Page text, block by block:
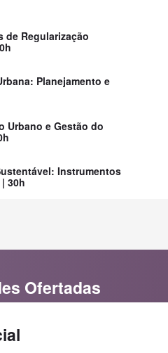
de Regularização
Planejamento e
Urbano e Gestão do
Instrumentos
30h
Ofertadas